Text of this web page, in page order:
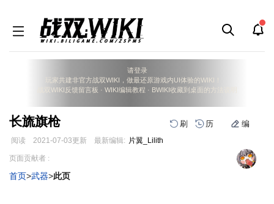
请登录
玩家共建非官方战双WIKI，做最还原游戏内UI体验的WIKI！
战双WIKI反馈留言板 · WIKI编辑教程 · BWIKI收藏到桌面的方法说明
长旒旗枪 刷 历 编
阅读 2021-07-03更新 最新编辑: 片翼_Lilith
跳
导
跳
搜
页面贡献者 :
首页>武器>此页